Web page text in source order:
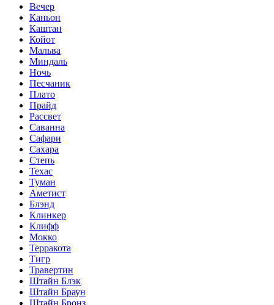
Вечер
Каньон
Каштан
Койот
Мальва
Миндаль
Ночь
Песчаник
Плато
Прайд
Рассвет
Саванна
Сафари
Сахара
Степь
Техас
Туман
Аметист
Блэнд
Клинкер
Клифф
Мокко
Терракота
Тигр
Травертин
Штайн Блэк
Штайн Браун
Штайн Бронз